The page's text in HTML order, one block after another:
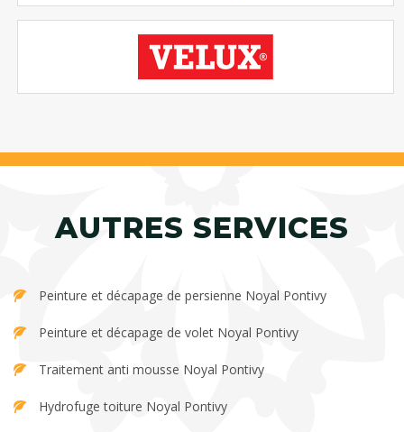
AUTRES SERVICES
Peinture et décapage de persienne Noyal Pontivy
Peinture et décapage de volet Noyal Pontivy
Traitement anti mousse Noyal Pontivy
Hydrofuge toiture Noyal Pontivy